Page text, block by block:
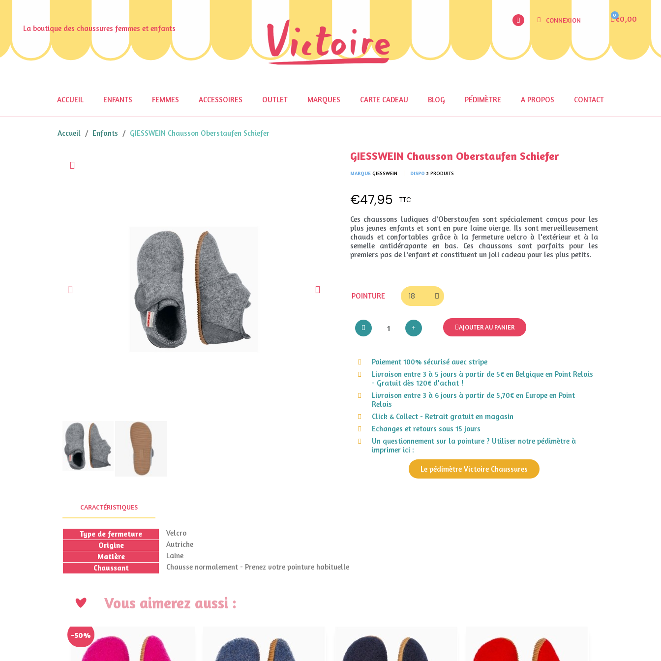
La boutique des chaussures femmes et enfants
CONNEXION €0,00
ACCUEIL ENFANTS FEMMES ACCESSOIRES OUTLET MARQUES CARTE CADEAU BLOG PÉDIMÈTRE A PROPOS CONTACT
Accueil Enfants GIESSWEIN Chausson Oberstaufen Schiefer
GIESSWEIN Chausson Oberstaufen Schiefer
MARQUE GIESSWEIN DISPO 2 PRODUITS
€47,95 TTC
Ces chaussons ludiques d'Oberstaufen sont spécialement conçus pour les
plus jeunes enfants et sont en pure laine vierge. Ils sont merveilleusement
chauds et confortables grâce à la fermeture velcro à l'extérieur et à la
semelle antidérapante en bas. Ces chaussons sont parfaits pour les
premiers pas de l'enfant et constituent un joli cadeau pour les plus petits.
POINTURE
AJOUTER AU PANIER
Paiement 100% sécurisé avec stripe
Livraison entre 3 à 5 jours à partir de 5€ en Belgique en Point Relais
- Gratuit dès 120€ d'achat !
Livraison entre 3 à 6 jours à partir de 5,70€ en Europe en Point
Relais
Click & Collect - Retrait gratuit en magasin
Echanges et retours sous 15 jours
Un questionnement sur la pointure ? Utiliser notre pédimètre à
imprimer ici :
Le pédimètre Victoire Chaussures
CARACTÉRISTIQUES
Type de fermeture
Velcro
Origine
Autriche
Matière
Laine
Chaussant
Chausse normalement - Prenez votre pointure habituelle
Vous aimerez aussi :
-50%